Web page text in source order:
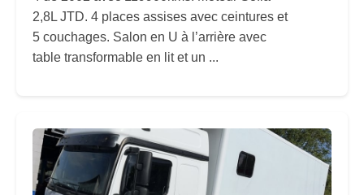
2,8L JTD. 4 places assises avec ceintures et
5 couchages. Salon en U à l’arrière avec
table transformable en lit et un ...